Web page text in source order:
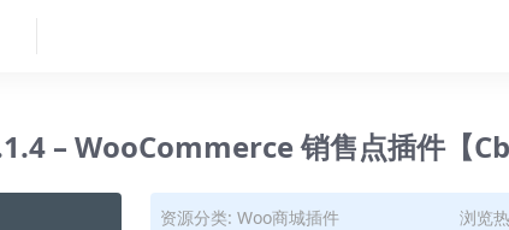
– WooCommerce 销售点插件【
资源分类: Woo商城插件 浏览